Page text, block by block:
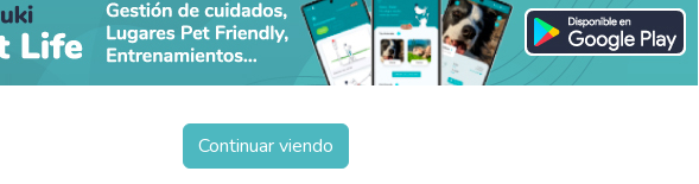
Continuar viendo